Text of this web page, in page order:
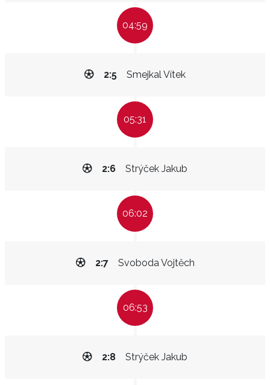
04:59
Smejkal Vítek
2:5
05:31
Strýček Jakub
2:6
06:02
Svoboda Vojtěch
2:7
06:53
Strýček Jakub
2:8